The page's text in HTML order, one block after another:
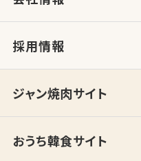
採用情報
ジャン焼肉サイト
おうち韓食サイト